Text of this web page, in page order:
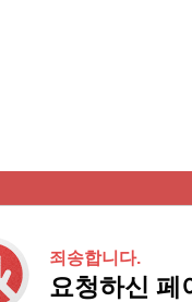
죄송합니다.
요청하신 페